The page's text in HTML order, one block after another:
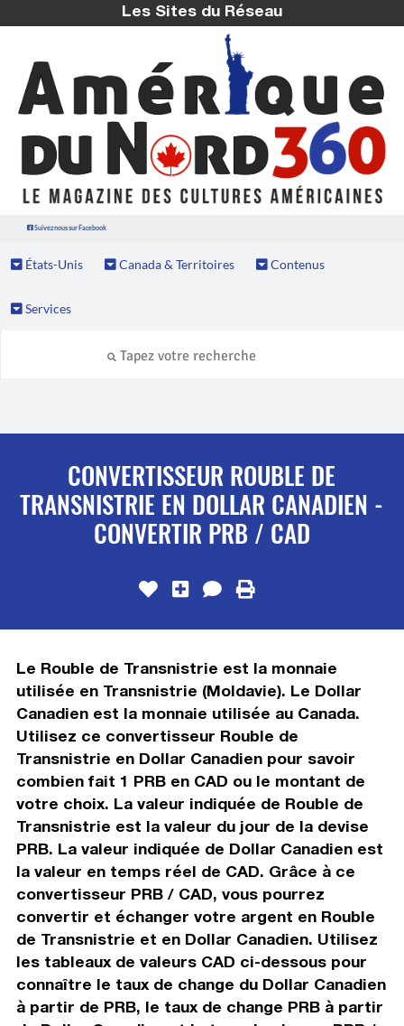
Les Sites du Réseau
Suivez nous sur Facebook
États-Unis Canada & Territoires Contenus
Services
CONVERTISSEUR ROUBLE DE
TRANSNISTRIE EN DOLLAR CANADIEN -
CONVERTIR PRB / CAD
Le Rouble de Transnistrie est la monnaie
utilisée en Transnistrie (Moldavie). Le Dollar
Canadien est la monnaie utilisée au Canada.
Utilisez ce convertisseur Rouble de
Transnistrie en Dollar Canadien pour savoir
combien fait 1 PRB en CAD ou le montant de
votre choix. La valeur indiquée de Rouble de
Transnistrie est la valeur du jour de la devise
PRB. La valeur indiquée de Dollar Canadien est
la valeur en temps réel de CAD. Grâce à ce
convertisseur PRB / CAD, vous pourrez
convertir et échanger votre argent en Rouble
de Transnistrie et en Dollar Canadien. Utilisez
les tableaux de valeurs CAD ci-dessous pour
connaître le taux de change du Dollar Canadien
à partir de PRB, le taux de change PRB à partir